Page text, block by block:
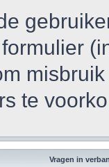
te
Vragen in